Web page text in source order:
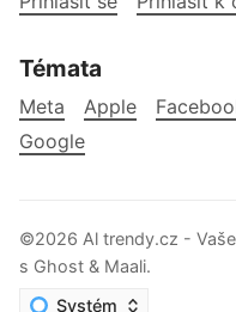
Témata
Meta Apple
Google
©2026 Al trendy.cz -
s Ghost & Maali.